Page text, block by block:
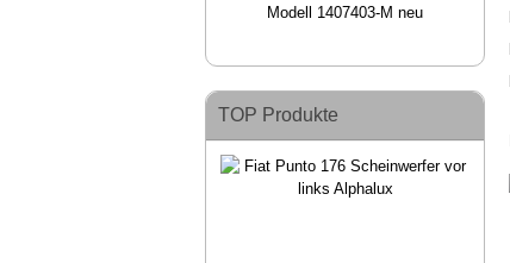
Modell 1407403-M neu
TOP Produkte